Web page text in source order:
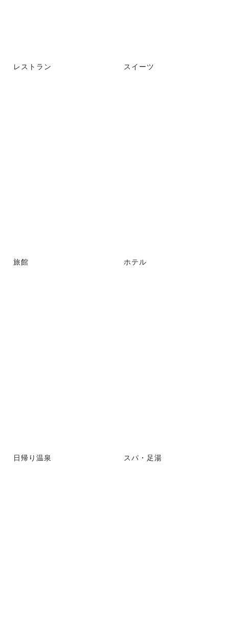
レストラン スイーツ
旅館 ホテル
日帰り温泉 スパ・足湯